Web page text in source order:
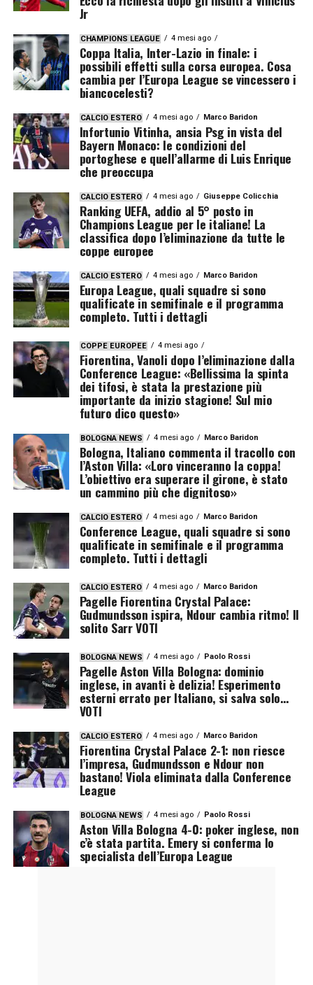
Jr
CHAMPIONS LEAGUE 4 mesi ago
Coppa Italia, Inter-Lazio in finale: i
possibili effetti sulla corsa europea. Cosa
cambia per l’Europa League se vincessero i
biancocelesti?
CALCIO ESTERO 4 mesi ago Marco Baridon
Infortunio Vitinha, ansia Psg in vista del
Bayern Monaco: le condizioni del
portoghese e quell’allarme di Luis Enrique
che preoccupa
CALCIO ESTERO 4 mesi ago Giuseppe Colicchia
Ranking UEFA, addio al 5° posto in
Champions League per le italiane! La
classifica dopo l’eliminazione da tutte le
coppe europee
CALCIO ESTERO 4 mesi ago Marco Baridon
Europa League, quali squadre si sono
qualificate in semifinale e il programma
completo. Tutti i dettagli
COPPE EUROPEE 4 mesi ago
Fiorentina, Vanoli dopo l’eliminazione dalla
Conference League: «Bellissima la spinta
dei tifosi, è stata la prestazione più
importante da inizio stagione! Sul mio
futuro dico questo»
BOLOGNA NEWS 4 mesi ago Marco Baridon
Bologna, Italiano commenta il tracollo con
l’Aston Villa: «Loro vinceranno la coppa!
L’obiettivo era superare il girone, è stato
un cammino più che dignitoso»
CALCIO ESTERO 4 mesi ago Marco Baridon
Conference League, quali squadre si sono
qualificate in semifinale e il programma
completo. Tutti i dettagli
CALCIO ESTERO 4 mesi ago Marco Baridon
Pagelle Fiorentina Crystal Palace:
Gudmundsson ispira, Ndour cambia ritmo! Il
solito Sarr VOTI
BOLOGNA NEWS 4 mesi ago Paolo Rossi
Pagelle Aston Villa Bologna: dominio
inglese, in avanti è delizia! Esperimento
esterni errato per Italiano, si salva solo…
VOTI
CALCIO ESTERO 4 mesi ago Marco Baridon
Fiorentina Crystal Palace 2-1: non riesce
l’impresa, Gudmundsson e Ndour non
bastano! Viola eliminata dalla Conference
League
BOLOGNA NEWS 4 mesi ago Paolo Rossi
Aston Villa Bologna 4-0: poker inglese, non
c’è stata partita. Emery si conferma lo
specialista dell’Europa League